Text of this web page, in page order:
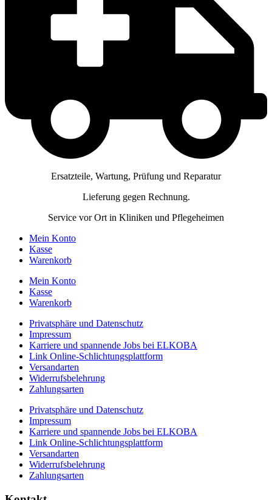
Ersatzteile, Wartung, Prüfung und Reparatur
Lieferung gegen Rechnung.
Service vor Ort in Kliniken und Pflegeheimen
Mein Konto
Kasse
Warenkorb
Mein Konto
Kasse
Warenkorb
Privatsphäre und Datenschutz
Impressum
Karriere und spannende Jobs bei ELKOBA
Link Online-Schlichtungsplattform
Versandarten
Widerrufsbelehrung
Zahlungsarten
Privatsphäre und Datenschutz
Impressum
Karriere und spannende Jobs bei ELKOBA
Link Online-Schlichtungsplattform
Versandarten
Widerrufsbelehrung
Zahlungsarten